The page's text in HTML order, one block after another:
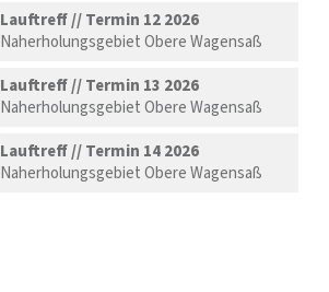
Lauftreff // Termin 12 2026
Naherholungsgebiet Obere Wagensaß
Lauftreff // Termin 13 2026
Naherholungsgebiet Obere Wagensaß
Lauftreff // Termin 14 2026
Naherholungsgebiet Obere Wagensaß